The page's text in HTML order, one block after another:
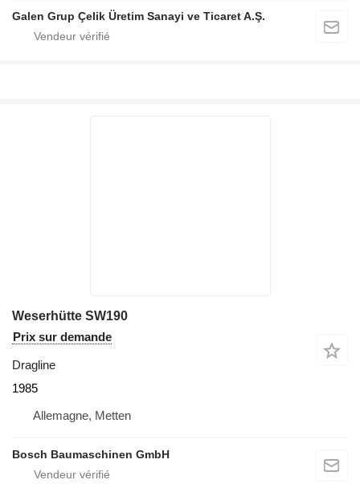
Galen Grup Çelik Üretim Sanayi ve Ticaret A.Ş.
Weserhütte SW190
Prix sur demande
Dragline
1985
Allemagne, Metten
Bosch Baumaschinen GmbH